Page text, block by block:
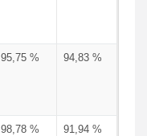
95,75 % 94,83 %
98,78 % 91,94 %